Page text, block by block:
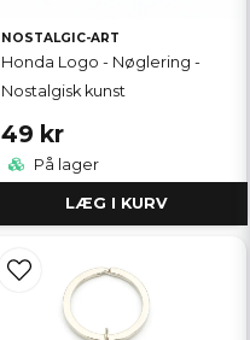
NOSTALGIC-ART
Honda Logo - Nøglering -
Nostalgisk kunst
49 kr
På lager
LÆG I KURV